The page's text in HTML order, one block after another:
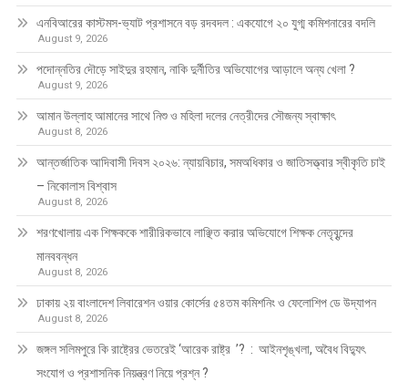
এনবিআরের কাস্টমস-ভ্যাট প্রশাসনে বড় রদবদল : একযোগে ২০ যুগ্ম কমিশনারের বদলি
August 9, 2026
পদোন্নতির দৌড়ে সাইদুর রহমান, নাকি দুর্নীতির অভিযোগের আড়ালে অন্য খেলা ?
August 9, 2026
আমান উল্লাহ আমানের সাথে নিশু ও মহিলা দলের নেত্রীদের সৌজন্য স্বাক্ষাৎ
August 8, 2026
আন্তর্জাতিক আদিবাসী দিবস ২০২৬: ন্যায়বিচার, সমঅধিকার ও জাতিসত্ত্বার স্বীকৃতি চাই
– নিকোলাস বিশ্বাস
August 8, 2026
শরণখোলায় এক শিক্ষককে শারীরিকভাবে লাঞ্ছিত করার অভিযোগে শিক্ষক নেতৃবৃন্দের
মানববন্ধন
August 8, 2026
ঢাকায় ২য় বাংলাদেশ লিবারেশন ওয়ার কোর্সের ৫৪তম কমিশনিং ও ফেলোশিপ ডে উদ্‌যাপন
August 8, 2026
জঙ্গল সলিমপুরে কি রাষ্ট্রের ভেতরেই ‘আরেক রাষ্ট্র ’? : আইনশৃঙ্খলা, অবৈধ বিদ্যুৎ
সংযোগ ও প্রশাসনিক নিয়ন্ত্রণ নিয়ে প্রশ্ন ?